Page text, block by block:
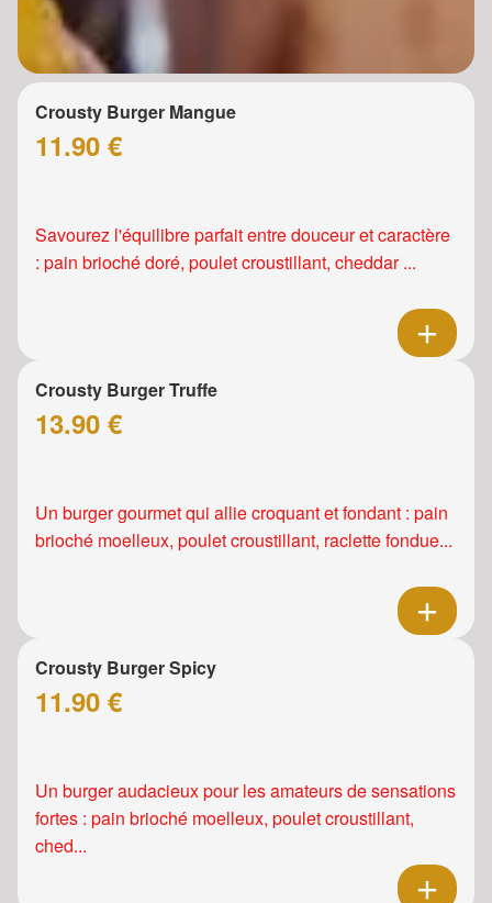
Crousty Burger Mangue
11.90 €
Savourez l'équilibre parfait entre douceur et caractère
: pain brioché doré, poulet croustillant, cheddar ...
Crousty Burger Truffe
13.90 €
Un burger gourmet qui allie croquant et fondant : pain
brioché moelleux, poulet croustillant, raclette fondue...
Crousty Burger Spicy
11.90 €
Un burger audacieux pour les amateurs de sensations
fortes : pain brioché moelleux, poulet croustillant,
ched...